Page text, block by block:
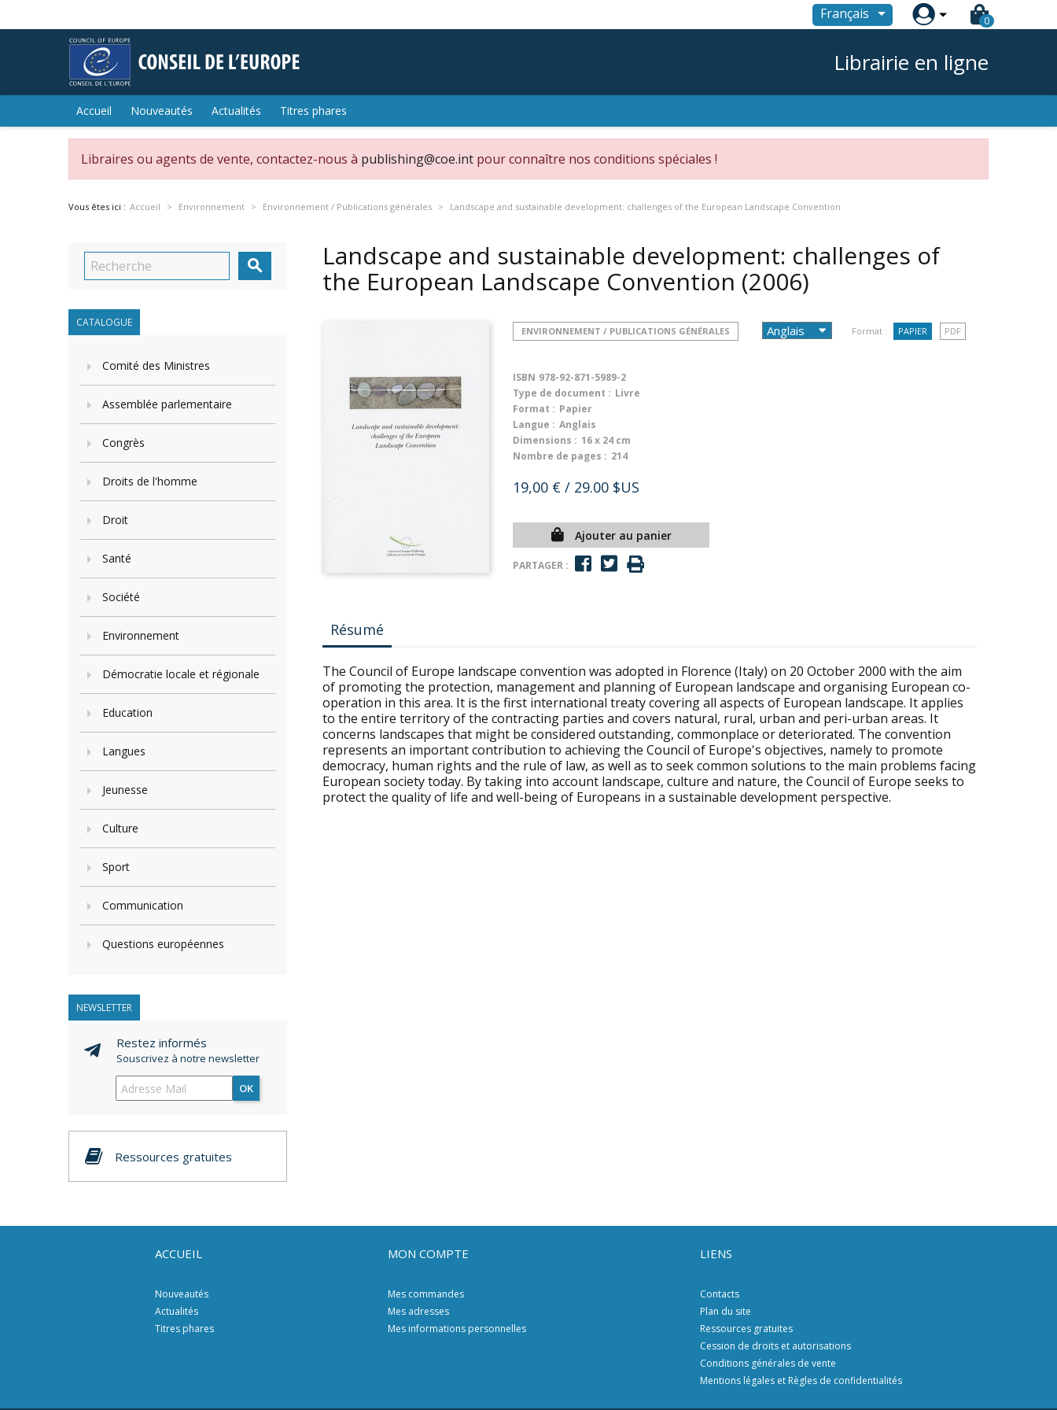
Français  0
Librairie en ligne
Accueil Nouveautés Actualités Titres phares
Libraires ou agents de vente, contactez-nous à publishing@coe.int pour connaître nos conditions spéciales !
Vous êtes ici : Accueil Environnement Environnement / Publications générales Landscape and sustainable development: challenges of the European Landscape Convention

CATALOGUE
Comité des Ministres
Assemblée parlementaire
Congrès
Droits de l'homme
Droit
Santé
Société
Environnement
Démocratie locale et régionale
Education
Langues
Jeunesse
Culture
Sport
Communication
Questions européennes
NEWSLETTER
Restez informés
Souscrivez à notre newsletter
OK
Ressources gratuites
Landscape and sustainable development: challenges of
the European Landscape Convention (2006)
ENVIRONNEMENT / PUBLICATIONS GÉNÉRALES Format : PAPIER PDF
ISBN 978-92-871-5989-2
Type de document : Livre
Format : Papier
Langue : Anglais
Dimensions : 16 x 24 cm
Nombre de pages : 214
19,00 € / 29.00 $US
Ajouter au panier
PARTAGER :
Résumé
The Council of Europe landscape convention was adopted in Florence (Italy) on 20 October 2000 with the aim
of promoting the protection, management and planning of European landscape and organising European co-
operation in this area. It is the first international treaty covering all aspects of European landscape. It applies
to the entire territory of the contracting parties and covers natural, rural, urban and peri-urban areas. It
concerns landscapes that might be considered outstanding, commonplace or deteriorated. The convention
represents an important contribution to achieving the Council of Europe's objectives, namely to promote
democracy, human rights and the rule of law, as well as to seek common solutions to the main problems facing
European society today. By taking into account landscape, culture and nature, the Council of Europe seeks to
protect the quality of life and well-being of Europeans in a sustainable development perspective.
ACCUEIL
Nouveautés
Actualités
Titres phares
MON COMPTE
Mes commandes
Mes adresses
Mes informations personnelles
LIENS
Contacts
Plan du site
Ressources gratuites
Cession de droits et autorisations
Conditions générales de vente
Mentions légales et Règles de confidentialités